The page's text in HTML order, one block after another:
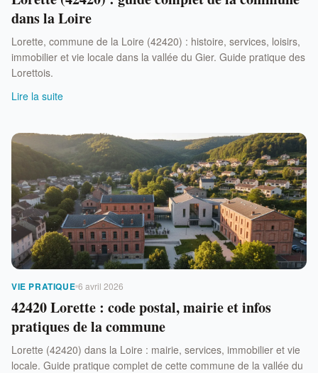
dans la Loire
Lorette, commune de la Loire (42420) : histoire, services, loisirs,
immobilier et vie locale dans la vallée du Gier. Guide pratique des
Lorettois.
Lire la suite
VIE PRATIQUE 6 avril 2026
42420 Lorette : code postal, mairie et infos
pratiques de la commune
Lorette (42420) dans la Loire : mairie, services, immobilier et vie
locale. Guide pratique complet de cette commune de la vallée du